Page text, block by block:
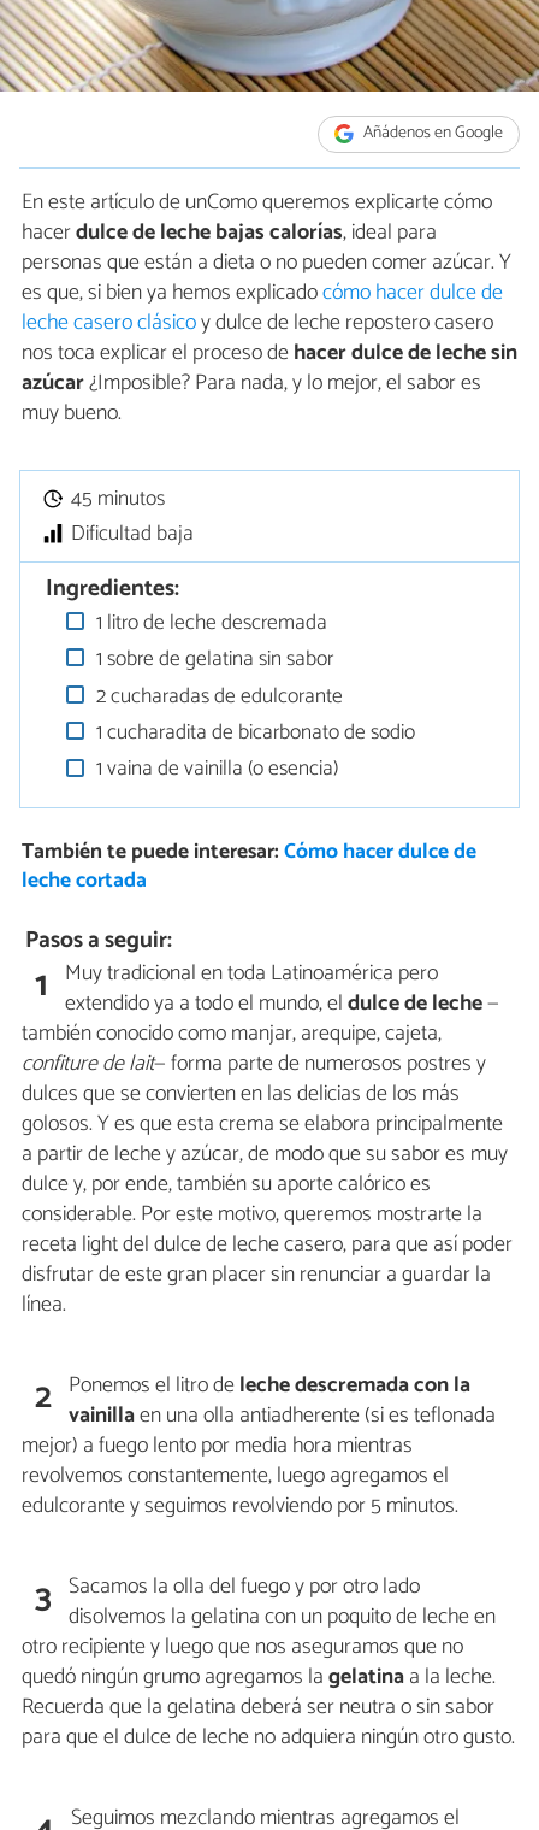
Añádenos en Google
En este artículo de unComo queremos explicarte cómo
hacerdulce de leche bajas calorías, ideal para
personas que están a dieta o no pueden comer azúcar. Y
es que, si bien ya hemos explicadocómo hacer dulce de
leche casero clásicoy dulce de leche repostero casero
nos toca explicar el proceso dehacer dulce de leche sin
azúcar¿Imposible? Para nada, y lo mejor, el sabor es
muy bueno.
45 minutos
Dificultad baja
Ingredientes:
1 litro de leche descremada
1 sobre de gelatina sin sabor
2 cucharadas de edulcorante
1 cucharadita de bicarbonato de sodio
1 vaina de vainilla (o esencia)
También te puede interesar:Cómo hacer dulce de
leche cortada
Pasos a seguir:
1 Muy tradicional en toda Latinoamérica pero
extendido ya a todo el mundo, eldulce de leche—
también conocido como manjar, arequipe, cajeta,
confiture de lait— forma parte de numerosos postres y
dulces que se convierten en las delicias de los más
golosos. Y es que esta crema se elabora principalmente
a partir de leche y azúcar, de modo que su sabor es muy
dulce y, por ende, también su aporte calórico es
considerable. Por este motivo, queremos mostrarte la
receta light del dulce de leche casero, para que así poder
disfrutar de este gran placer sin renunciar a guardar la
línea.
2 Ponemos el litro deleche descremada con la
vainillaen una olla antiadherente (si es teflonada
mejor) a fuego lento por media hora mientras
revolvemos constantemente, luego agregamos el
edulcorante y seguimos revolviendo por 5 minutos.
3 Sacamos la olla del fuego y por otro lado
disolvemos la gelatina con un poquito de leche en
otro recipiente y luego que nos aseguramos que no
quedó ningún grumo agregamos lagelatinaa la leche.
Recuerda que la gelatina deberá ser neutra o sin sabor
para que el dulce de leche no adquiera ningún otro gusto.
Seguimos mezclando mientras agregamos el